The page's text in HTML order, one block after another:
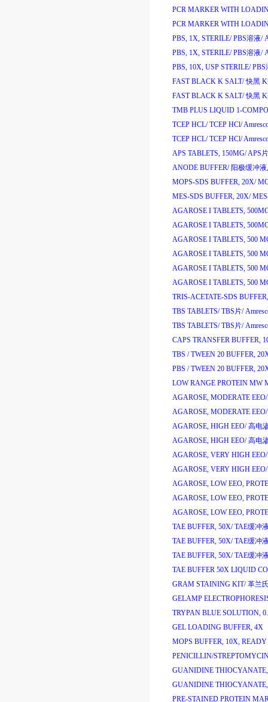
PCR MARKER WITH
PCR MARKER WITH
PBS, 1X, STERILE/ PBS溶液/
PBS, 1X, STERILE/ PBS溶液/
PBS, 10X, USP STERILE/ PBS
FAST BLACK K SALT/ 快黑 K
FAST BLACK K SALT/ 快黑 K
TMB PLUS LIQUID 1-
TCEP HCL/ TCEP HCl/
TCEP HCL/ TCEP HCl/
APS TABLETS, 150MG/APS
ANODE BUFFER/ 阳极缓冲液
MOPS-SDS BUFFER, 20X/
MES-SDS BUFFER, 20X/
AGAROSE I TABLETS,
AGAROSE I TABLETS,
AGAROSE I TABLETS, 500
AGAROSE I TABLETS, 500
AGAROSE I TABLETS, 500
AGAROSE I TABLETS, 500
TRIS-ACETATE-SDS
TBS TABLETS/ TBS 片/
TBS TABLETS/ TBS 片/
CAPS TRANSFER BUFFER,
TBS / TWEEN 20 BUFFER,
PBS / TWEEN 20 BUFFER,
LOW RANGE PROTEIN MW
AGAROSE, MODERATE EEO/
AGAROSE, MODERATE EEO/
AGAROSE, HIGH EEO/ 高电
AGAROSE, HIGH EEO/ 高电
AGAROSE, VERY HIGH EEO/
AGAROSE, VERY HIGH EEO/
AGAROSE, LOW EEO,
AGAROSE, LOW EEO,
AGAROSE, LOW EEO,
TAE BUFFER, 50X/ TAE缓冲
TAE BUFFER, 50X/ TAE缓冲
TAE BUFFER, 50X/ TAE缓冲
TAE BUFFER 50X LIQUID
GRAM STAINING KIT/ 革兰
GELAMP
TRYPAN BLUE SOLUTION,
GEL LOADING BUFFER, 4X
MOPS BUFFER, 10X,
PENICILLIN/
GUANIDINE
GUANIDINE
PRE-STAINED PROTEIN